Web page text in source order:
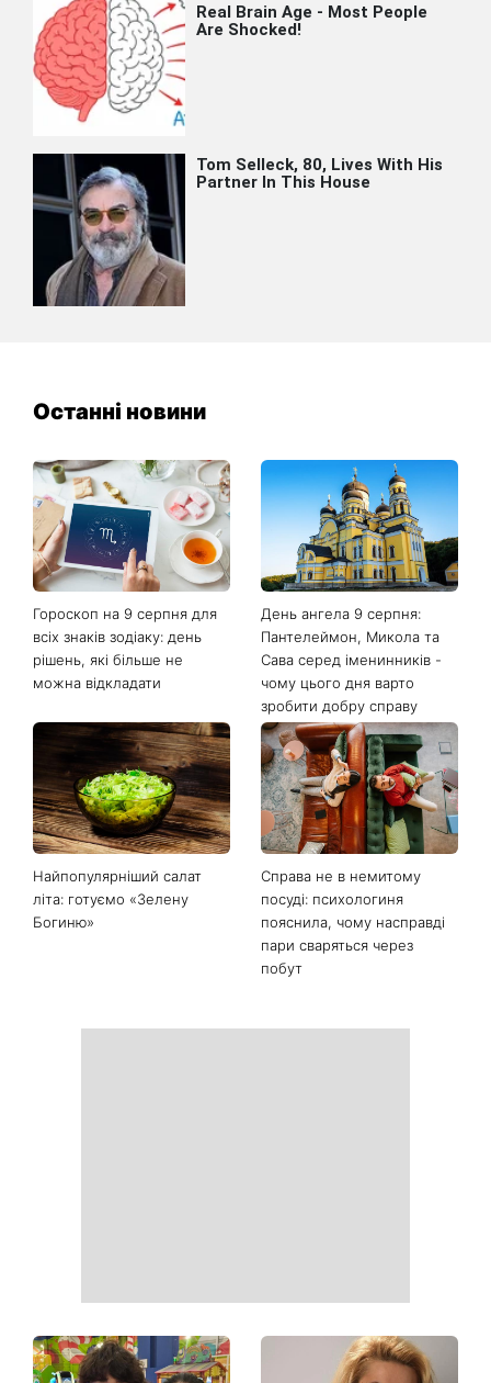
Останні новини
Гороскоп на 9 серпня для
всіх знаків зодіаку: день
рішень, які більше не
можна відкладати
День ангела 9 серпня:
Пантелеймон, Микола та
Сава серед іменинників -
чому цього дня варто
зробити добру справу
Найпопулярніший салат
літа: готуємо «Зелену
Богиню»
Справа не в немитому
посуді: психологиня
пояснила, чому насправді
пари сваряться через
побут